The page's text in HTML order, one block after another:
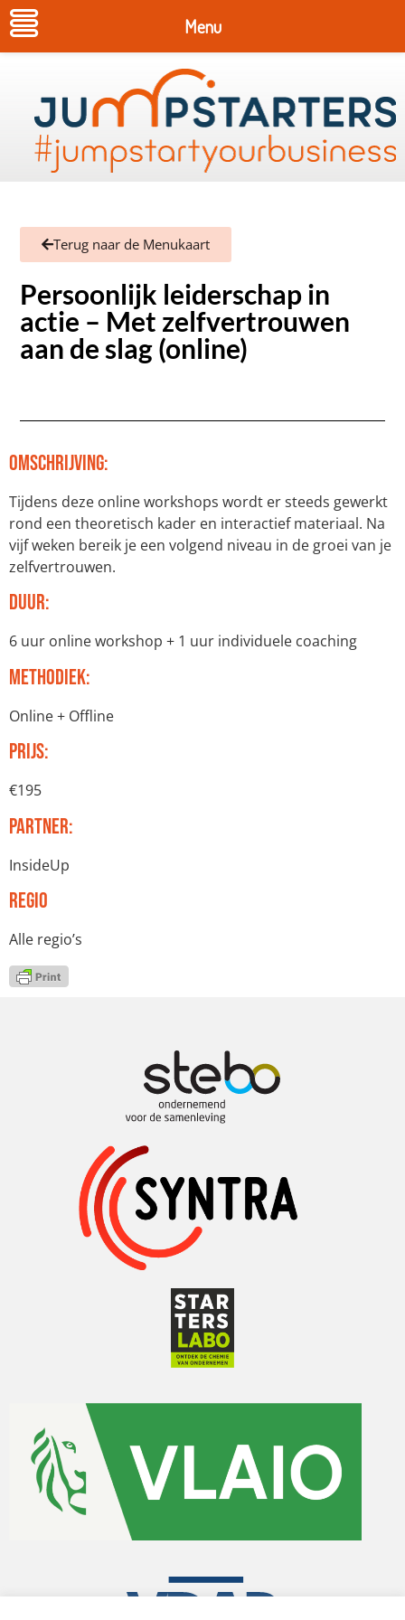
Terug naar de Menukaart
Persoonlijk leiderschap in
actie – Met zelfvertrouwen
aan de slag (online)
Omschrijving:
Tijdens deze online workshops wordt er steeds gewerkt
rond een theoretisch kader en interactief materiaal. Na
vijf weken bereik je een volgend niveau in de groei van je
zelfvertrouwen.
Duur:
6 uur online workshop + 1 uur individuele coaching
Methodiek:
Online + Offline
Prijs:
€195
Partner:
InsideUp
Regio
Alle regio’s
Menu